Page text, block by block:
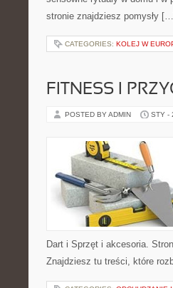
stronie znajdziesz pomysły
CATEGORIES: KOLEJ W
FITNESS I
POSTED BY ADMIN STY -
Dart i Sprzęt i akcesoria.
Znajdziesz tu treści, które